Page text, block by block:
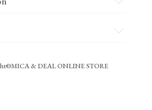
& DEAL ONLINE STORE